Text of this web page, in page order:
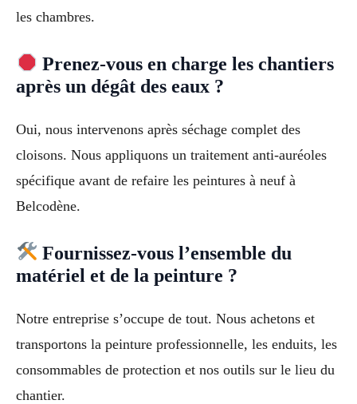
les chambres.
Prenez-vous en charge les chantiers
après un dégât des eaux ?
Oui, nous intervenons après séchage complet des
cloisons. Nous appliquons un traitement anti-auréoles
spécifique avant de refaire les peintures à neuf à
Belcodène.
Fournissez-vous l’ensemble du
matériel et de la peinture ?
Notre entreprise s’occupe de tout. Nous achetons et
transportons la peinture professionnelle, les enduits, les
consommables de protection et nos outils sur le lieu du
chantier.